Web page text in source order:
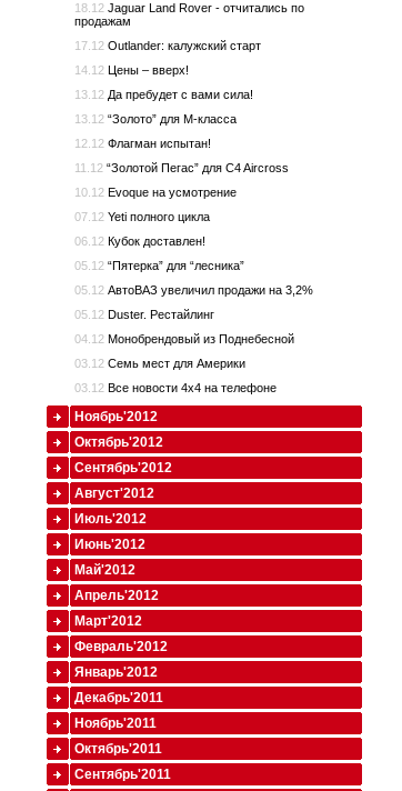
18.12 Jaguar Land Rover - отчитались по
продажам
17.12 Outlander: калужский старт
14.12 Цены – вверх!
13.12 Да пребудет с вами сила!
13.12 “Золото” для M-класса
12.12 Флагман испытан!
11.12 “Золотой Пегас” для C4 Aircross
10.12 Evoque на усмотрение
07.12 Yeti полного цикла
06.12 Кубок доставлен!
05.12 “Пятерка” для “лесника”
05.12 АвтоВАЗ увеличил продажи на 3,2%
05.12 Duster. Рестайлинг
04.12 Монобрендовый из Поднебесной
03.12 Семь мест для Америки
03.12 Все новости 4х4 на телефоне
Ноябрь'2012
Октябрь'2012
Сентябрь'2012
Август'2012
Июль'2012
Июнь'2012
Май'2012
Апрель'2012
Март'2012
Февраль'2012
Январь'2012
Декабрь'2011
Ноябрь'2011
Октябрь'2011
Сентябрь'2011